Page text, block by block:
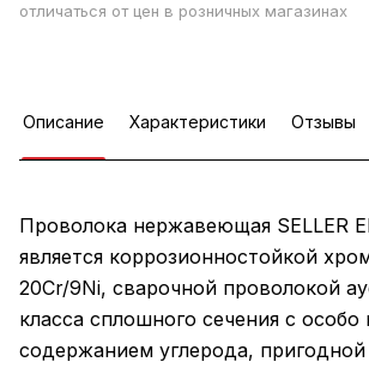
отличаться от цен в розничных магазинах
Описание Характеристики Отзывы
Проволока нержавеющая SELLER
является коррозионностойкой
20Cr/9Ni, сварочной проволокой
класса сплошного сечения с особо
содержанием углерода,